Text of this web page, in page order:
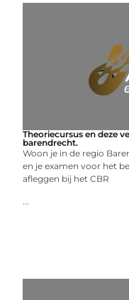
Theoriecursus en deze
barendrecht.
Woon je in de regio
en je examen voor het
afleggen bij het CBR
...